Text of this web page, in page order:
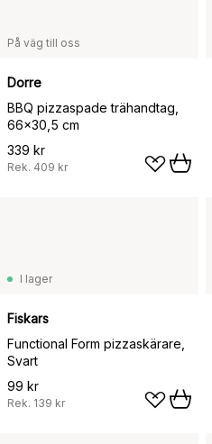
På väg till oss
Dorre
BBQ pizzaspade trähandtag,
66x30,5 cm
339 kr
Rek. 409 kr
I lager
Fiskars
Functional Form pizzaskärare,
Svart
99 kr
Rek. 139 kr